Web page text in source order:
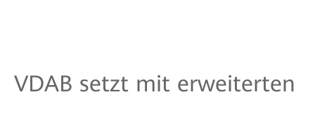
VDAB setzt mit erweiterten